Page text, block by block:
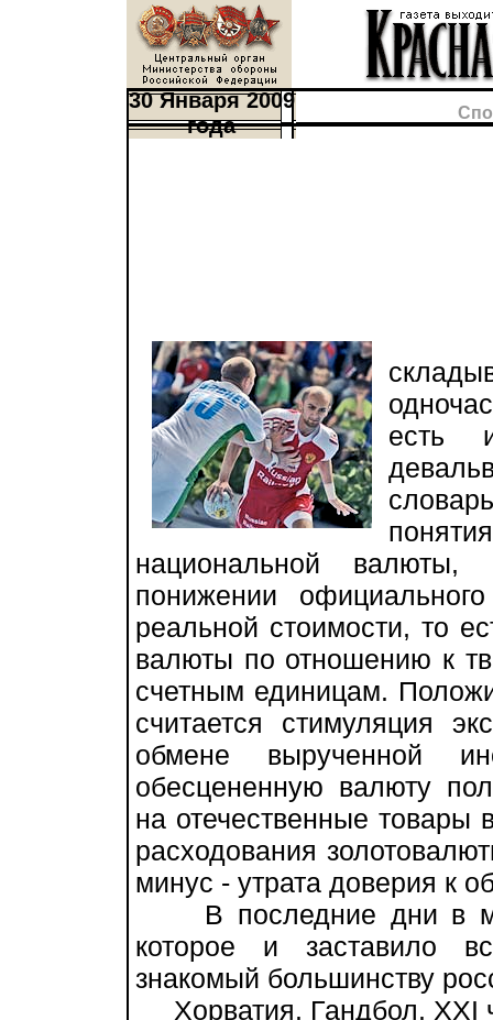
30 Января 2009
года
есть
национальной валюты,
понижении
реальной стоимости, то
валюты по отношению к
счетным единицам.
считается стимуляция
обмене вырученной
обесцененную валюту
на отечественные товары
расходования
минус - утрата доверия к
В последние дни в
которое и заставило
знакомый большинству
Хорватия. Гандбол. XXI